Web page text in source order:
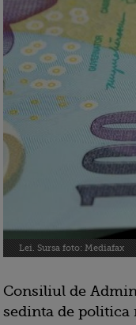
Lei. Sursa foto: Mediafax
Consiliul de
sedinta de politica